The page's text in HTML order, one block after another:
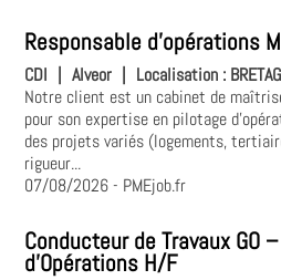
Responsable d'opérations
CDI Alveor Localisation :
Notre client est un cabinet de
pour son expertise en pilotage
des projets variés (logements,
rigueur...
07/08/2026- PMEjob.fr
Conducteur de Travaux GO
d'Opérations H/F